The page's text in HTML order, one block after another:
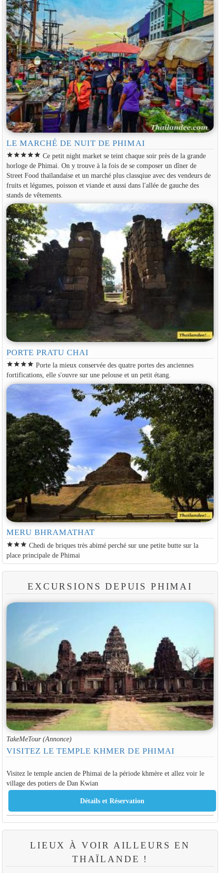
LE MARCHÉ DE NUIT DE PHIMAI
starstarstarstarstar Ce petit night market se teint chaque soir près de la grande
horloge de Phimai. On y trouve à la fois de se composer un dîner de
Street Food thaïlandaise et un marché plus classqiue avec des vendeurs de
fruits et légumes, poisson et viande et aussi dans l'allée de gauche des
stands de vêtements.
PORTE PRATU CHAI
starstarstarstar Porte la mieux conservée des quatre portes des anciennes
fortifications, elle s'ouvre sur une pelouse et un petit étang.
MERU BHRAMATHAT
starstarstar Chedi de briques très abimé perché sur une petite butte sur la
place principale de Phimai
EXCURSIONS DEPUIS PHIMAI
TakeMeTour (Annonce)
VISITEZ LE TEMPLE KHMER DE PHIMAI
Visitez le temple ancien de Phimai de la période khmère et allez voir le
village des potiers de Dan Kwian
LIEUX À VOIR AILLEURS EN
THAÏLANDE !